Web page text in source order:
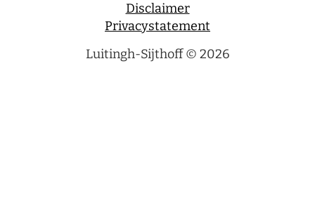
Disclaimer
Privacystatement
Luitingh-Sijthoff © 2026